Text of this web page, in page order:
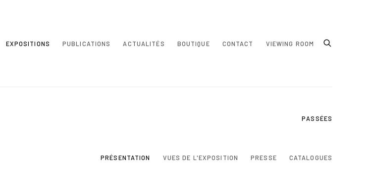
EXPOSITIONS PUBLICATIONS ACTUALITÉS BOUTIQUE CONTACT VIEWING ROOM
PASSÉES
PRÉSENTATION VUES DE L'EXPOSITION PRESSE CATALOGUES